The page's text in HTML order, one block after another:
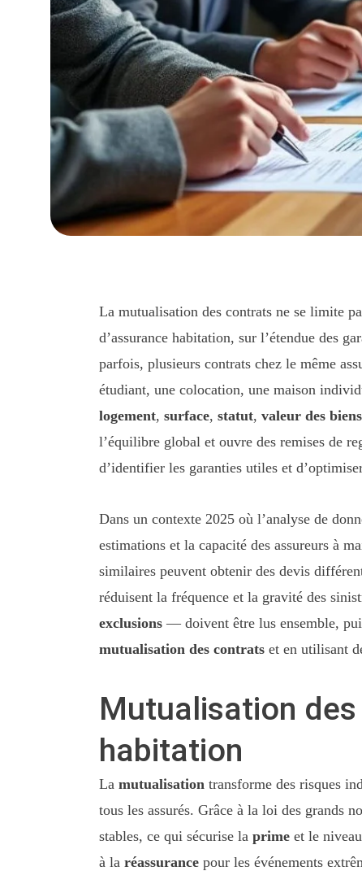
La mutualisation des contrats ne se limite
d’assurance habitation, sur l’étendue des
parfois, plusieurs contrats chez le même
étudiant, une colocation, une maison
logement, surface, statut, valeur des biens
l’équilibre global et ouvre des remises de
d’identifier les garanties utiles et
Dans un contexte 2025 où l’analyse de
estimations et la capacité des assureurs à
similaires peuvent obtenir des devis
réduisent la fréquence et la gravité des
exclusions — doivent être lus ensemble,
mutualisation des contrats et en utilisant
Mutualisation
habitation
La mutualisation transforme des risques
tous les assurés. Grâce à la loi des grands
stables, ce qui sécurise la prime et le
à la réassurance pour les événements